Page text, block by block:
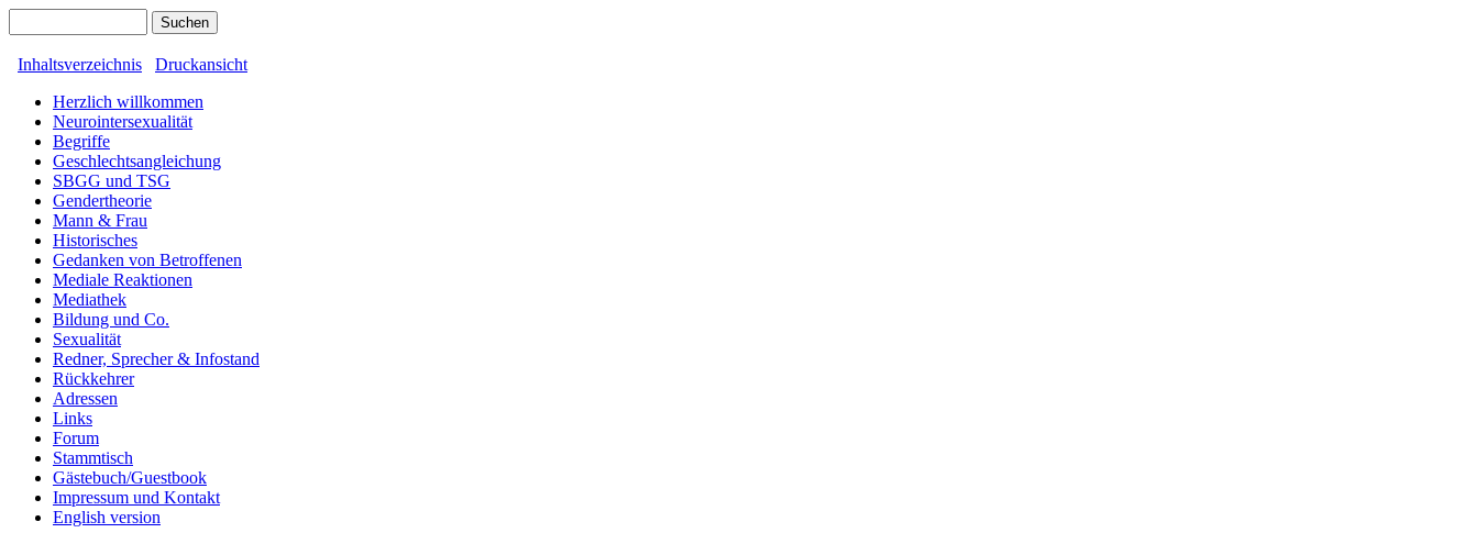
Inhaltsverzeichnis
Druckansicht
Herzlich willkommen
Neurointersexualität
Begriffe
Geschlechtsangleichung
SBGG und TSG
Gendertheorie
Mann & Frau
Historisches
Gedanken von Betroffenen
Mediale Reaktionen
Mediathek
Bildung und Co.
Sexualität
Redner, Sprecher & Infostand
Rückkehrer
Adressen
Links
Forum
Stammtisch
Gästebuch/Guestbook
Impressum und Kontakt
English version